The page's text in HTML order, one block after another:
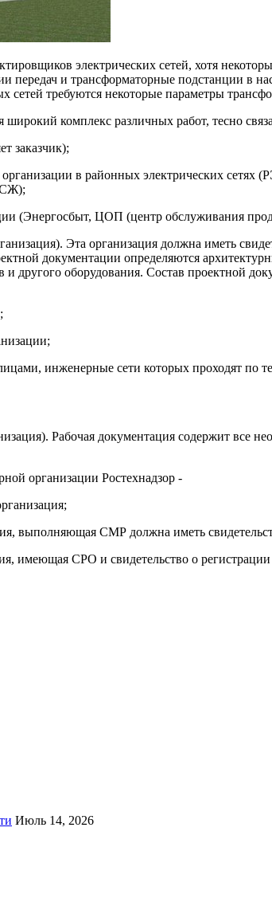
электрических сетей, хотя
и трансформаторные подстанции в
сетей требуются некоторые параметры
широкий комплекс различных работ, тесно
заказчик);
в районных электрических
(Энергосбыт, ЦОП (центр обслуживания
Эта организация должна иметь
документации определяются
и другого оборудования. Состав проектной
инженерные сети которых проходят по
Рабочая документация содержит все
организации Ростехнадзор -
выполняющая СМР должна иметь
имеющая СРО и свидетельство о
Июль 14, 2026